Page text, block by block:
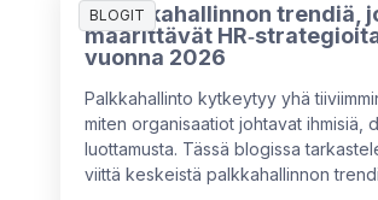
BLOGIT
5 palkkahallinnon trendiä,
määrittävät
vuonna 2026
Palkkahallinto kytkeytyy yhä
miten organisaatiot johtavat ihmisiä,
luottamusta. Tässä blogissa
viittä keskeistä palkkahallinnon